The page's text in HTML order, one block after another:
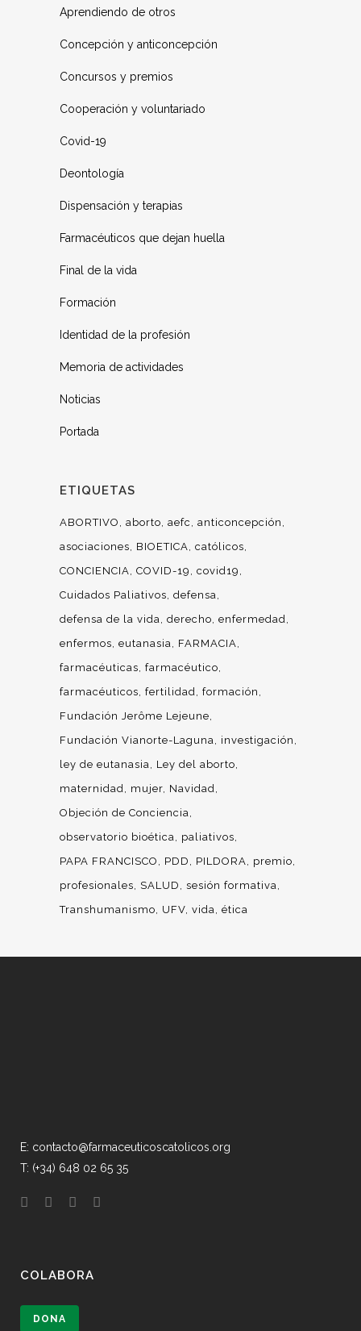
Aprendiendo de otros
Concepción y anticoncepción
Concursos y premios
Cooperación y voluntariado
Covid-19
Deontología
Dispensación y terapias
Farmacéuticos que dejan huella
Final de la vida
Formación
Identidad de la profesión
Memoria de actividades
Noticias
Portada
ETIQUETAS
ABORTIVO aborto aefc
anticoncepción
asociaciones
BIOETICA católicos
CONCIENCIA COVID-19
covid19
Cuidados Paliativos defensa
defensa de la vida derecho enfermedad
enfermos eutanasia
FARMACIA
farmacéuticas farmacéutico
farmacéuticos fertilidad formación
Fundación Jerôme Lejeune
Fundación Vianorte-Laguna
investigación
ley de eutanasia
Ley del aborto
maternidad
mujer Navidad
Objeción de Conciencia
observatorio bioética
paliativos
PAPA FRANCISCO
PDD PILDORA
premio
profesionales
SALUD
sesión formativa
Transhumanismo
UFV vida ética
E: contacto@farmaceuticoscatolicos.org
T: (+34) 648 02 65 35
COLABORA
DONA